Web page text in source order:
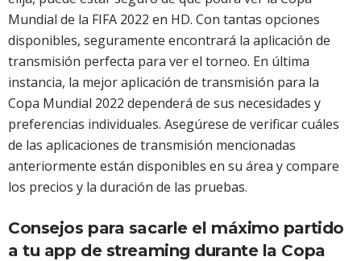
Mundial de la FIFA 2022 en HD. Con tantas opciones
disponibles, seguramente encontrará la aplicación de
transmisión perfecta para ver el torneo. En última
instancia, la mejor aplicación de transmisión para la
Copa Mundial 2022 dependerá de sus necesidades y
preferencias individuales. Asegúrese de verificar cuáles
de las aplicaciones de transmisión mencionadas
anteriormente están disponibles en su área y compare
los precios y la duración de las pruebas.
Consejos para sacarle el máximo partido
a tu app de streaming durante la Copa